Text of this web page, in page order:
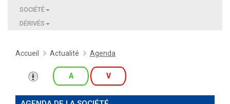
SOCIÉTÉ
DÉRIVÉS
Accueil Actualité Agenda
A V